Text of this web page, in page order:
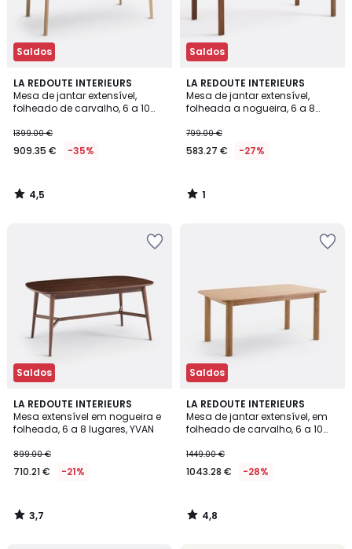
Saldos
LA REDOUTE INTERIEURS
Mesa de jantar extensível,
folheado de carvalho, 6 a 10
1399.00 €
909.35 € -35%
4,5
/ 5
4,5
/
Saldos
LA REDOUTE INTERIEURS
Mesa de jantar extensível,
folheada a nogueira, 6 a 8
799.00 €
583.27 € -27%
1
/
5
1
/
Saldos
LA REDOUTE INTERIEURS
Mesa extensível em nogueira e
folheada, 6 a 8 lugares, YVAN
899.00 €
710.21 € -21%
3,7
/ 5
3,7
/
Saldos
LA REDOUTE INTERIEURS
Mesa de jantar extensível, em
folheado de carvalho, 6 a 10
1449.00 €
1043.28 € -28%
4,8
/ 5
4,8
/